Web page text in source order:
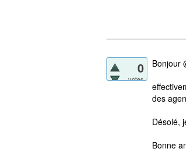
0
votes
Bonjour
des
Désolé,
Bonne